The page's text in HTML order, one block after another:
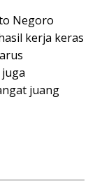
Negoro
kerja keras
juang